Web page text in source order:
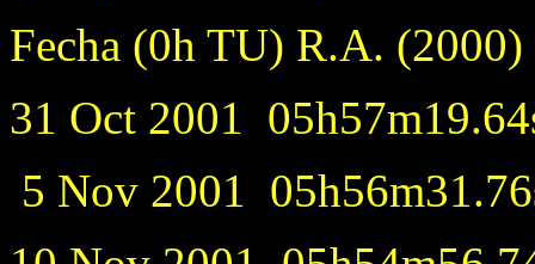
Fecha (0h TU) R.A.
31 Oct 2001
5 Nov 2001